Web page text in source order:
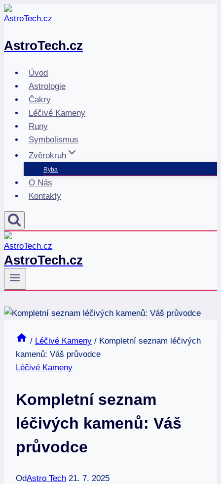
Přeskočit
na
AstroTech.cz
Úvod
Astrologie
Čakry
Léčivé Kameny
Runy
Symbolismus
Zvěrokruh
Ryba
O Nás
Kontakty
AstroTech.cz
/ Léčivé Kameny / Kompletní seznam léčivých
kamenů: Váš průvodce
Léčivé Kameny
Kompletní seznam
léčivých kamenů: Váš
průvodce
OdAstro Tech 21. 7. 2025